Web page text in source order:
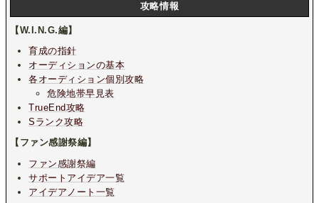
攻略情報
【W.I.N.G.編】
育成の指針
オーディションの基本
各オーディション個別攻略
危険地帯早見表
TrueEnd攻略
Sランク攻略
【ファン感謝祭編】
ファン感謝祭編
サポートアイデア一覧
アイデアノート一覧